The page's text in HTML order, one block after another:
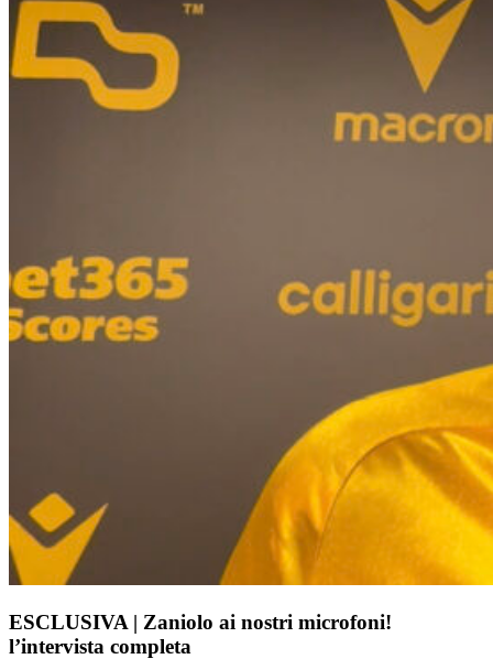
ESCLUSIVA | Zaniolo ai nostri microfoni!
l’intervista completa